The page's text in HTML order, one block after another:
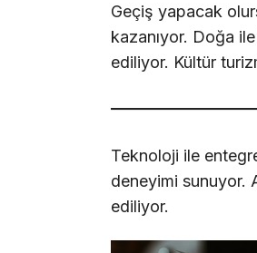
Geçiş yapacak
kazanıyor. Doğa
ediliyor. Kültür
Teknoloji ile
deneyimi sunuyor.
ediliyor.